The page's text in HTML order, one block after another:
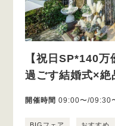
【祝日SP*140
過ごす結婚式×絶
開催時間 09:00〜/09:30